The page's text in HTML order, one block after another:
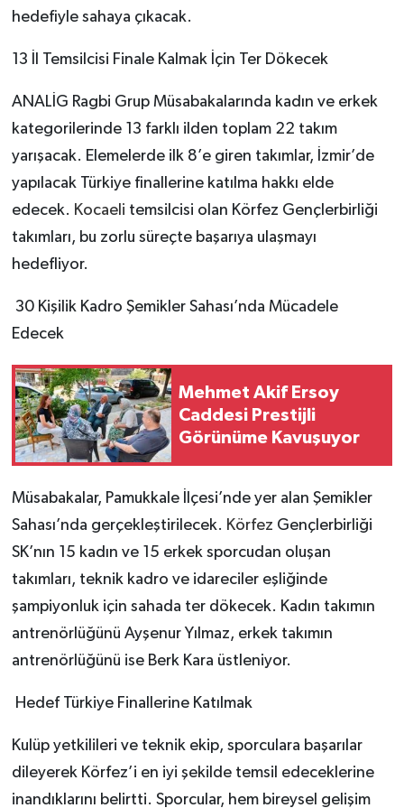
hedefiyle sahaya çıkacak.
13 İl Temsilcisi Finale Kalmak İçin Ter Dökecek
ANALİG Ragbi Grup Müsabakalarında kadın ve erkek
kategorilerinde 13 farklı ilden toplam 22 takım
yarışacak. Elemelerde ilk 8’e giren takımlar, İzmir’de
yapılacak Türkiye finallerine katılma hakkı elde
edecek. Kocaeli temsilcisi olan Körfez Gençlerbirliği
takımları, bu zorlu süreçte başarıya ulaşmayı
hedefliyor.
30 Kişilik Kadro Şemikler Sahası’nda Mücadele
Edecek
Mehmet Akif Ersoy
Caddesi Prestijli
Görünüme Kavuşuyor
Müsabakalar, Pamukkale İlçesi’nde yer alan Şemikler
Sahası’nda gerçekleştirilecek. Körfez Gençlerbirliği
SK’nın 15 kadın ve 15 erkek sporcudan oluşan
takımları, teknik kadro ve idareciler eşliğinde
şampiyonluk için sahada ter dökecek. Kadın takımın
antrenörlüğünü Ayşenur Yılmaz, erkek takımın
antrenörlüğünü ise Berk Kara üstleniyor.
Hedef Türkiye Finallerine Katılmak
Kulüp yetkilileri ve teknik ekip, sporculara başarılar
dileyerek Körfez’i en iyi şekilde temsil edeceklerine
inandıklarını belirtti. Sporcular, hem bireysel gelişim